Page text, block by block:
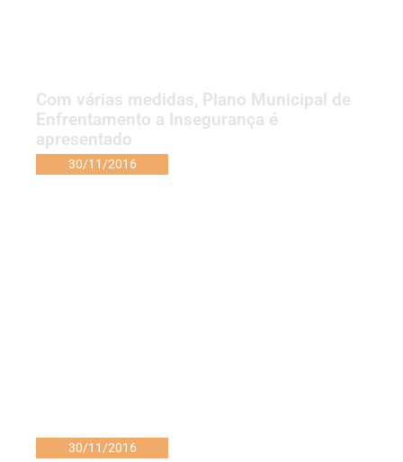
Com várias medidas, Plano Municipal de
Enfrentamento a Insegurança é
apresentado
30/11/2016
30/11/2016